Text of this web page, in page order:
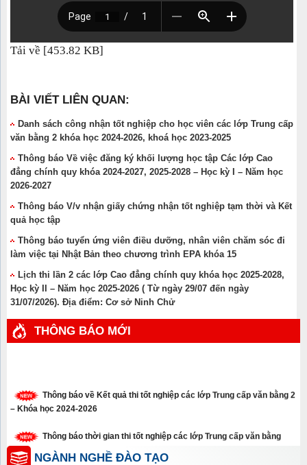
Tải về [453.82 KB]
BÀI VIẾT LIÊN QUAN:
Danh sách công nhận tốt nghiệp cho học viên các lớp Trung cấp
văn bằng 2 khóa học 2024-2026, khoá học 2023-2025
Thông báo Về việc đăng ký khối lượng học tập Các lớp Cao
đẳng chính quy khóa 2024-2027, 2025-2028 – Học kỳ I – Năm học
2026-2027
Thông báo V/v nhận giấy chứng nhận tốt nghiệp tạm thời và Kết
quả học tập
Thông báo tuyển ứng viên điều dưỡng, nhân viên chăm sóc đi
làm việc tại Nhật Bản theo chương trình EPA khóa 15
Lịch thi lần 2 các lớp Cao đẳng chính quy khóa học 2025-2028,
Học kỳ II – Năm học 2025-2026 ( Từ ngày 29/07 đến ngày
31/07/2026). Địa điểm: Cơ sở Ninh Chử
THÔNG BÁO MỚI
Thông báo về Kết quả thi tốt nghiệp các lớp Trung cấp văn bằng 2
– Khóa học 2024-2026
Thông báo thời gian thi tốt nghiệp các lớp Trung cấp văn bằng
năm 2026
NGÀNH NGHỀ ĐÀO TẠO